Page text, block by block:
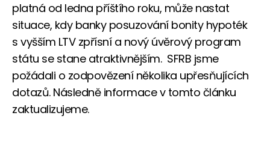
platná od ledna příštího roku, může nastat
situace, kdy banky posuzování bonity hypoték
s vyšším LTV zpřísní a nový úvěrový program
státu se stane atraktivnějším. SFRB jsme
požádali o zodpovězení několika upřesňujících
dotazů. Následně informace v tomto článku
zaktualizujeme.